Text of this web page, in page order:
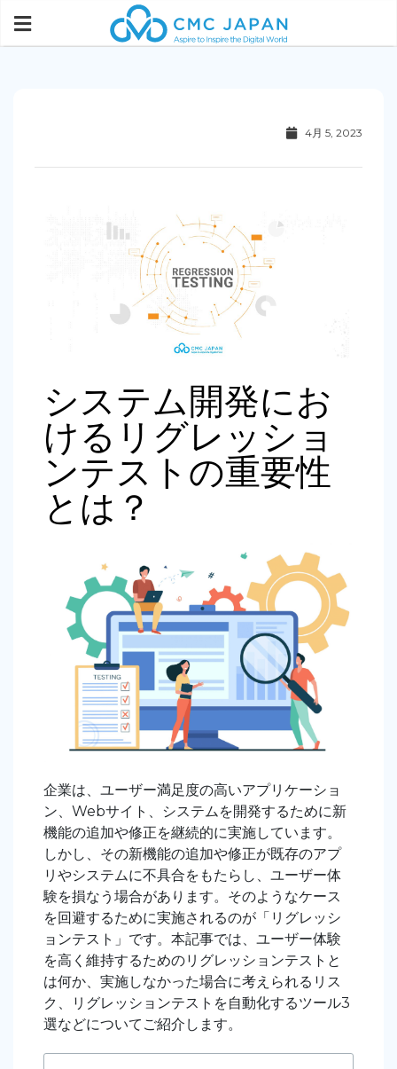
4月 5, 2023
システム開発にお
けるリグレッショ
ンテストの重要性
とは？
企業は、ユーザー満足度の高いアプリケーショ
ン、Webサイト、システムを開発するために新
機能の追加や修正を継続的に実施しています。
しかし、その新機能の追加や修正が既存のアプ
リやシステムに不具合をもたらし、ユーザー体
験を損なう場合があります。そのようなケース
を回避するために実施されるのが「リグレッシ
ョンテスト」です。本記事では、ユーザー体験
を高く維持するためのリグレッションテストと
は何か、実施しなかった場合に考えられるリス
ク、リグレッションテストを自動化するツール3
選などについてご紹介します。